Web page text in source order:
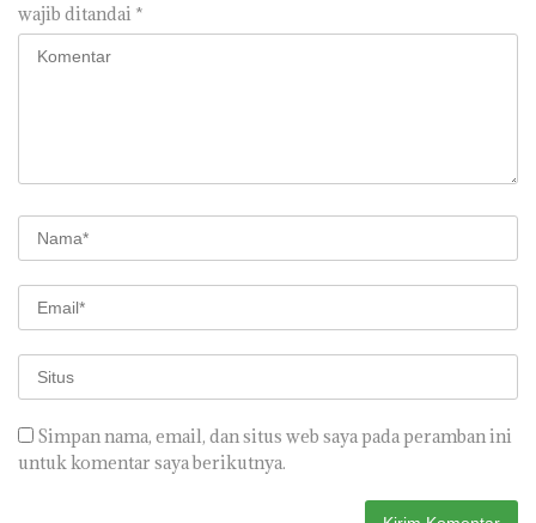
wajib ditandai *
Simpan nama, email, dan situs web saya pada peramban ini
untuk komentar saya berikutnya.